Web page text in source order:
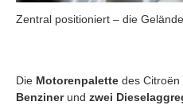
Zentral positioniert – die
Die Motorenpalette des Citroën
Benzinerund zwei